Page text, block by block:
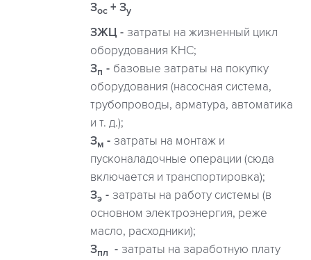
Зос + Зу
ЗЖЦ
затраты на жизненный цикл
оборудования КНС;
Зп
базовые затраты на покупку
оборудования (насосная система,
трубопроводы, арматура, автоматика
и т. д.);
Зм
затраты на монтаж и
пусконаладочные операции (сюда
включается и транспортировка);
Зэ
затраты на работу системы (в
основном электроэнергия, реже
масло, расходники);
Зпл
затраты на заработную плату